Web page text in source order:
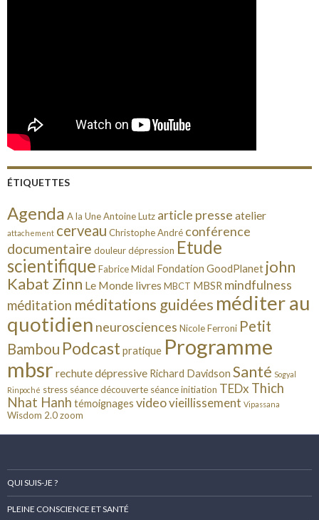
ÉTIQUETTES
Agenda A la UneAntoine Lutz article presse atelier
attachement cerveau Christophe André conférence
documentaire douleurdépression Etude
scientifique Fabrice Midal Fondation GoodPlanet john
Kabat Zinn Le Monde livres MBCT MBSR mindfulness
méditation méditations guidées méditer au
quotidien neurosciences Nicole Ferroni Petit
Bambou Podcast pratique Programme
mbsr rechute dépressive Richard Davidson Santé Sogyal
Rinpoché stress séance découverte séance initiation TEDx Thich
Nhat Hanh témoignages videovieillissement Vipassana
Wisdom 2.0zoom
QUI SUIS-JE ?
PLEINE CONSCIENCE ET SANTÉ